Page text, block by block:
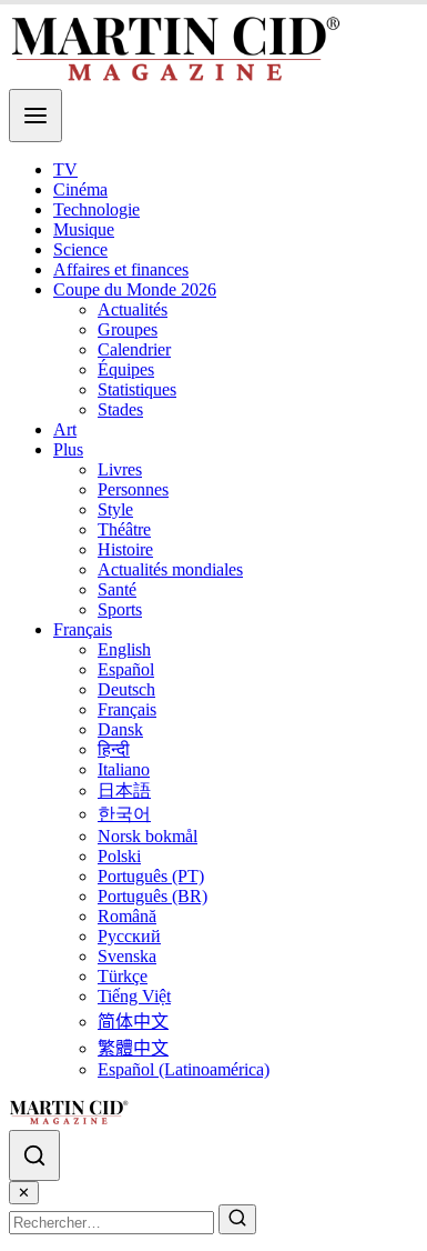
TV
Cinéma
Technologie
Musique
Science
Affaires et finances
Coupe du Monde 2026
Actualités
Groupes
Calendrier
Équipes
Statistiques
Stades
Art
Plus
Livres
Personnes
Style
Théâtre
Histoire
Actualités mondiales
Santé
Sports
Français
English
Español
Deutsch
Français
Dansk
हिन्दी
Italiano
日本語
한국어
Norsk bokmål
Polski
Português (PT)
Português (BR)
Română
Русский
Svenska
Türkçe
Tiếng Việt
简体中文
繁體中文
Español (Latinoamérica)
✕